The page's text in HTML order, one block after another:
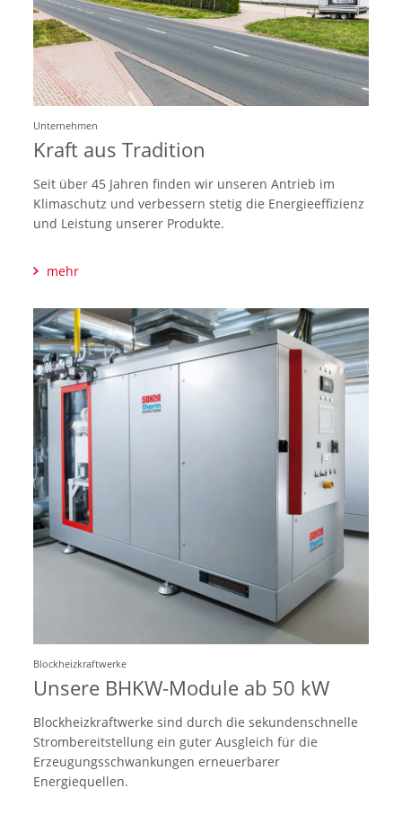
Unternehmen
Kraft aus Tradition
Seit über 45 Jahren finden wir unseren Antrieb im
Klimaschutz und verbessern stetig die Energieeffizienz
und Leistung unserer Produkte.
mehr
Blockheizkraftwerke
Unsere BHKW-Module ab 50 kW
Blockheizkraftwerke sind durch die sekundenschnelle
Strombereitstellung ein guter Ausgleich für die
Erzeugungsschwankungen erneuerbarer
Energiequellen.